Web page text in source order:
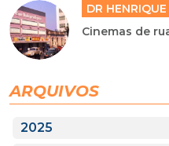
DR
Cinemas de
ARQUIVOS
2025